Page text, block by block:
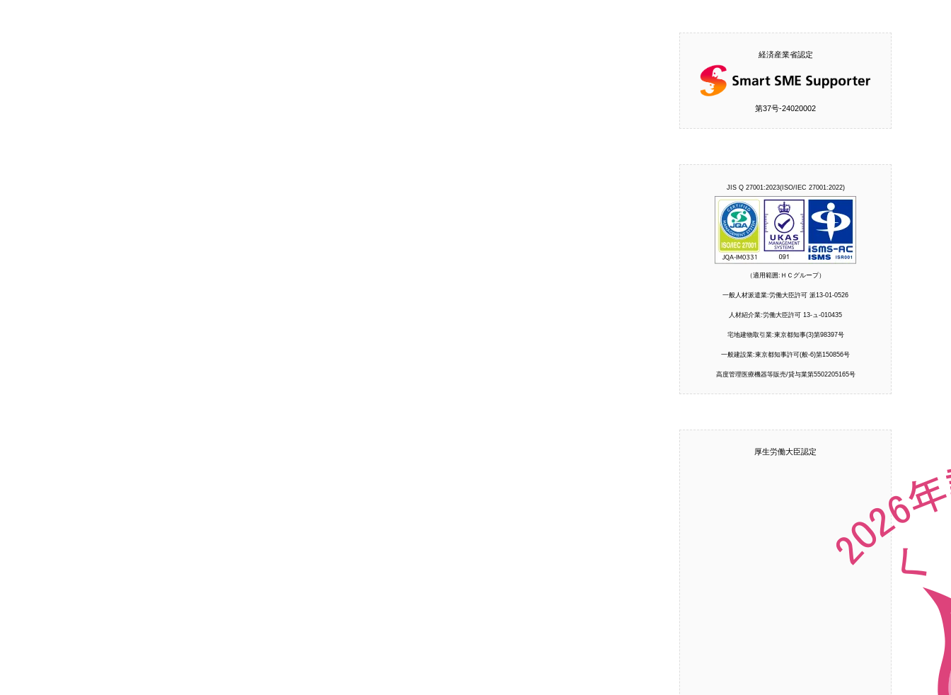
経済産業省認定
第37号‐24020002
JIS Q 27001:2023(ISO/IEC 27001:2022)
（適用範囲:ＨＣグループ）
一般人材派遣業:労働大臣許可 派13-01-0526
人材紹介業:労働大臣許可 13-ュ-010435
宅地建物取引業:東京都知事(3)第98397号
一般建設業:東京都知事許可(般-6)第150856号
高度管理医療機器等販売/貸与業第5502205165号
厚生労働大臣認定